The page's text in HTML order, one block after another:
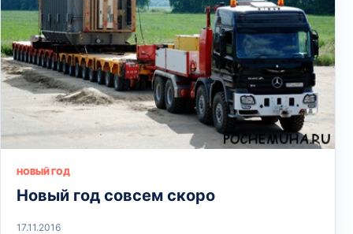
НОВЫЙ ГОД
Новый год совсем скоро
17.11.2016